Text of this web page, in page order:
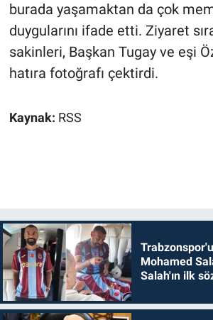
burada yaşamaktan da çok
duygularını ifade etti. Ziyaret
sakinleri, Başkan Tugay ve eşi
hatıra fotoğrafı çektirdi.
Kaynak: RSS
Mohamed
Salah'ın ilk